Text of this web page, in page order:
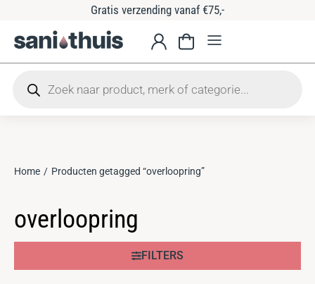
Gratis verzending vanaf €75,-
Je bent hier:
Home Producten getagged “overloopring”
overloopring
FILTERS